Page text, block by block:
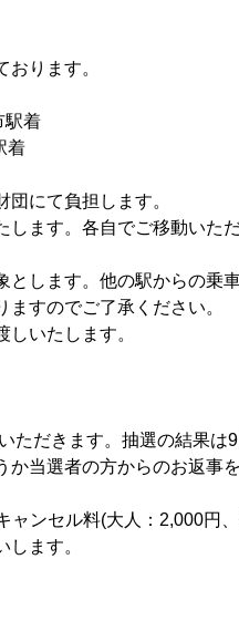
ります。
着
着
にて負担します。
ます。各自でご移動いた
します。他の駅からの乗
すのでご了承ください。
いたします。
ただきます。抽選の結果は
当選者の方からのお返事
ンセル料(大人：2,000円
ます。